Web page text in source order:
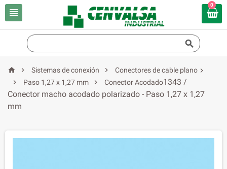

0

  Sistemas de conexión 
Conectores de cable plano

Paso 1,27 x 1,27 mm  Conector Acodado

1343 /
Conector macho acodado polarizado - Paso 1,27 x 1,27
mm